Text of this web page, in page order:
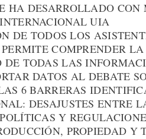
HA DESARROLLADO
UIA
DE TODOS LOS
COMPRENDER
TODAS LAS
DATOS AL DEBATE
6 BARRERAS
DESAJUSTES ENTRE
Y
PROPIEDAD Y